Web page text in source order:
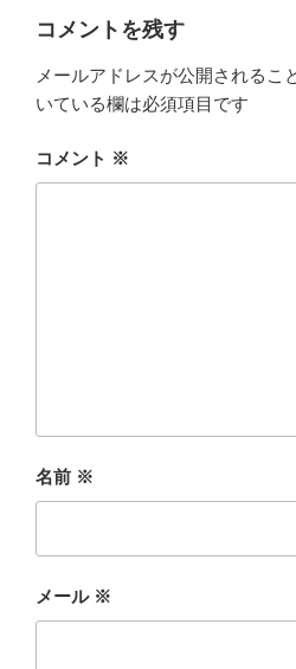
コメントを残す
メールアドレスが公開されるこ
いている欄は必須項目です
コメント ※
名前 ※
メール ※